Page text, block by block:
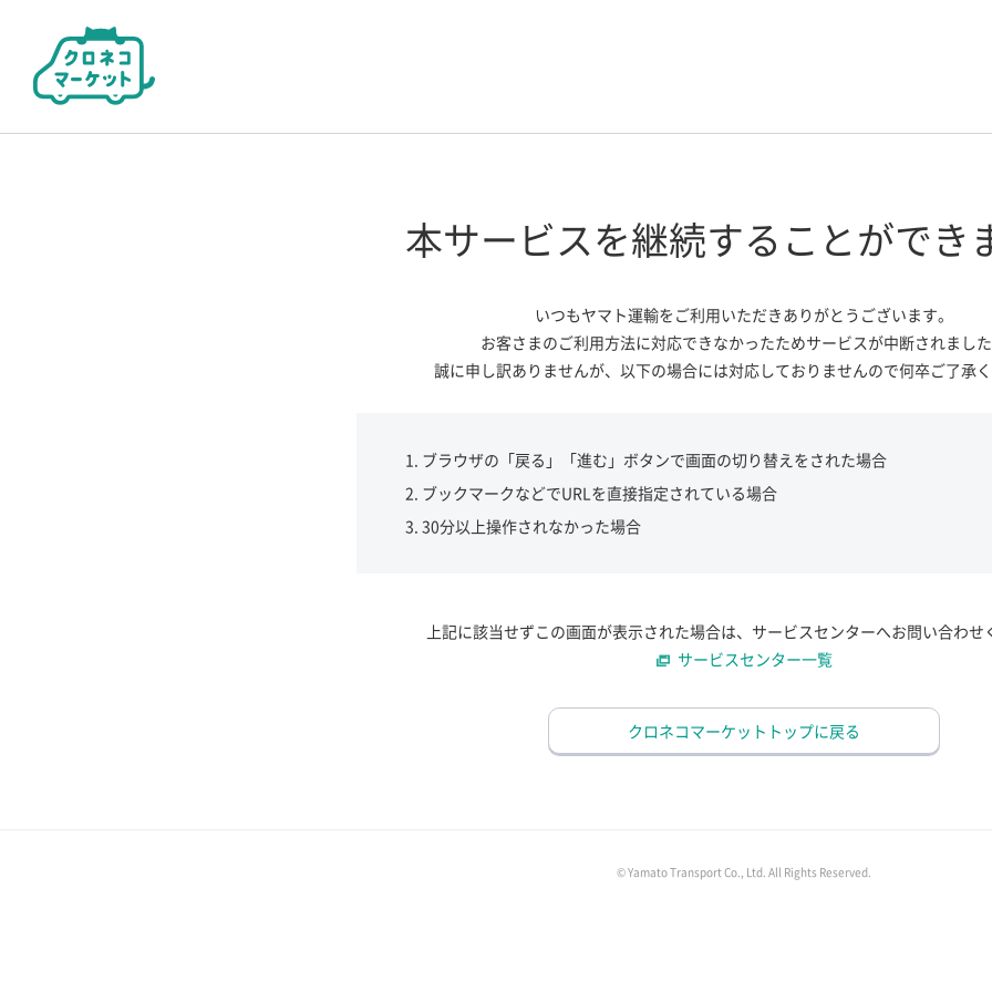
本サービスを継続する ことができ
いつもヤマト運輸をご利用いただきありがとうございます。
お客さまのご利用方法に対応できなかったためサービスが中断されました
誠に申し訳ありませんが、 以下の場合には対応しておりませんので何卒ご了承く
ブラウザの「戻る」「進む」ボタンで画面の切り替えをされた場合
ブックマークなどでURLを直接指定されている場合
30分以上操作されなかった場合
上記に該当せずこの画面が表示された場合は、サービスセンターへお問い合わせ
サービスセンター一覧
クロネコマーケットトップに戻る
© Yamato Transport Co., Ltd. All Rights Reserved.